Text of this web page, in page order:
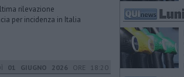
rilevazione
per incidenza in Italia
01 GIUGNO 2026 ORE 18:20